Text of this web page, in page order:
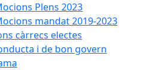
Plens 2023
mandat 2019-2023
càrrecs electes
i de bon govern